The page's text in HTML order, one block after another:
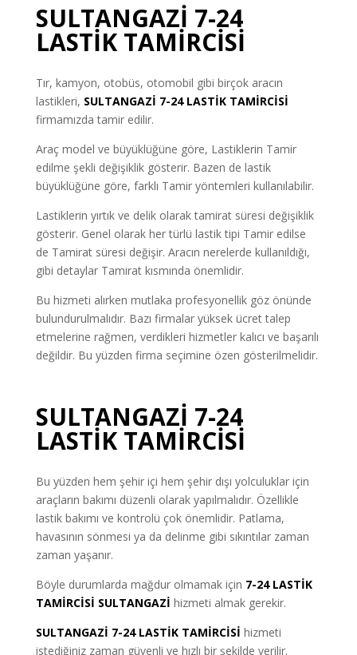
SULTANGAZİ 7-24
LASTİK TAMİRCİSİ
Tır, kamyon, otobüs, otomobil gibi birçok aracın
lastikleri, SULTANGAZİ 7-24 LASTİK TAMİRCİSİ
firmamızda tamir edilir.
Araç model ve büyüklüğüne göre, Lastiklerin Tamir
edilme şekli değişiklik gösterir. Bazen de lastik
büyüklüğüne göre, farklı Tamir yöntemleri kullanılabilir.
Lastiklerin yırtık ve delik olarak tamirat süresi değişiklik
gösterir. Genel olarak her türlü lastik tipi Tamir edilse
de Tamirat süresi değişir. Aracın nerelerde kullanıldığı,
gibi detaylar Tamirat kısmında önemlidir.
Bu hizmeti alırken mutlaka profesyonellik göz önünde
bulundurulmalıdır. Bazı firmalar yüksek ücret talep
etmelerine rağmen, verdikleri hizmetler kalıcı ve başarılı
değildir. Bu yüzden firma seçimine özen gösterilmelidir.
SULTANGAZİ 7-24
LASTİK TAMİRCİSİ
Bu yüzden hem şehir içi hem şehir dışı yolculuklar için
araçların bakımı düzenli olarak yapılmalıdır. Özellikle
lastik bakımı ve kontrolü çok önemlidir. Patlama,
havasının sönmesi ya da delinme gibi sıkıntılar zaman
zaman yaşanır.
Böyle durumlarda mağdur olmamak için 7-24 LASTİK
TAMİRCİSİ SULTANGAZİ hizmeti almak gerekir.
SULTANGAZİ 7-24 LASTİK TAMİRCİSİ hizmeti
istediğiniz zaman güvenli ve hızlı bir şekilde verilir.